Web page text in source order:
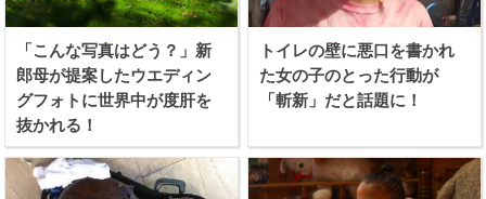
「こんな写真はどう？」新
郎母が提案したウエディン
グフォトに世界中が度肝を
抜かれる！
トイレの壁に悪口を書かれ
た女の子のとった行動が
「斬新」だと話題に！